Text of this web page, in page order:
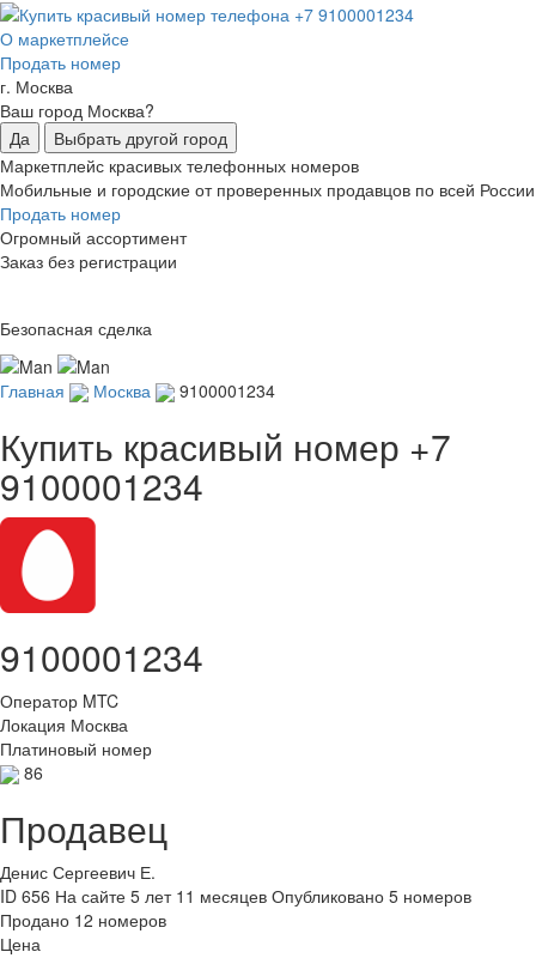
О маркетплейсе
Продать номер
г. Москва
Ваш город Москва?
Да
Выбрать другой город
Маркетплейс красивых телефонных номеров
Мобильные и городские от проверенных продавцов по всей России
Продать номер
Огромный ассортимент
Заказ без регистрации
Безопасная сделка
Главная Москва 9100001234
Купить красивый номер +7
9100001234
9100001234
Оператор MTC
Локация Москва
Платиновый номер
86
Продавец
Денис Сергеевич Е.
ID 656 На сайте 5 лет 11 месяцев Опубликовано 5 номеров
Продано 12 номеров
Цена